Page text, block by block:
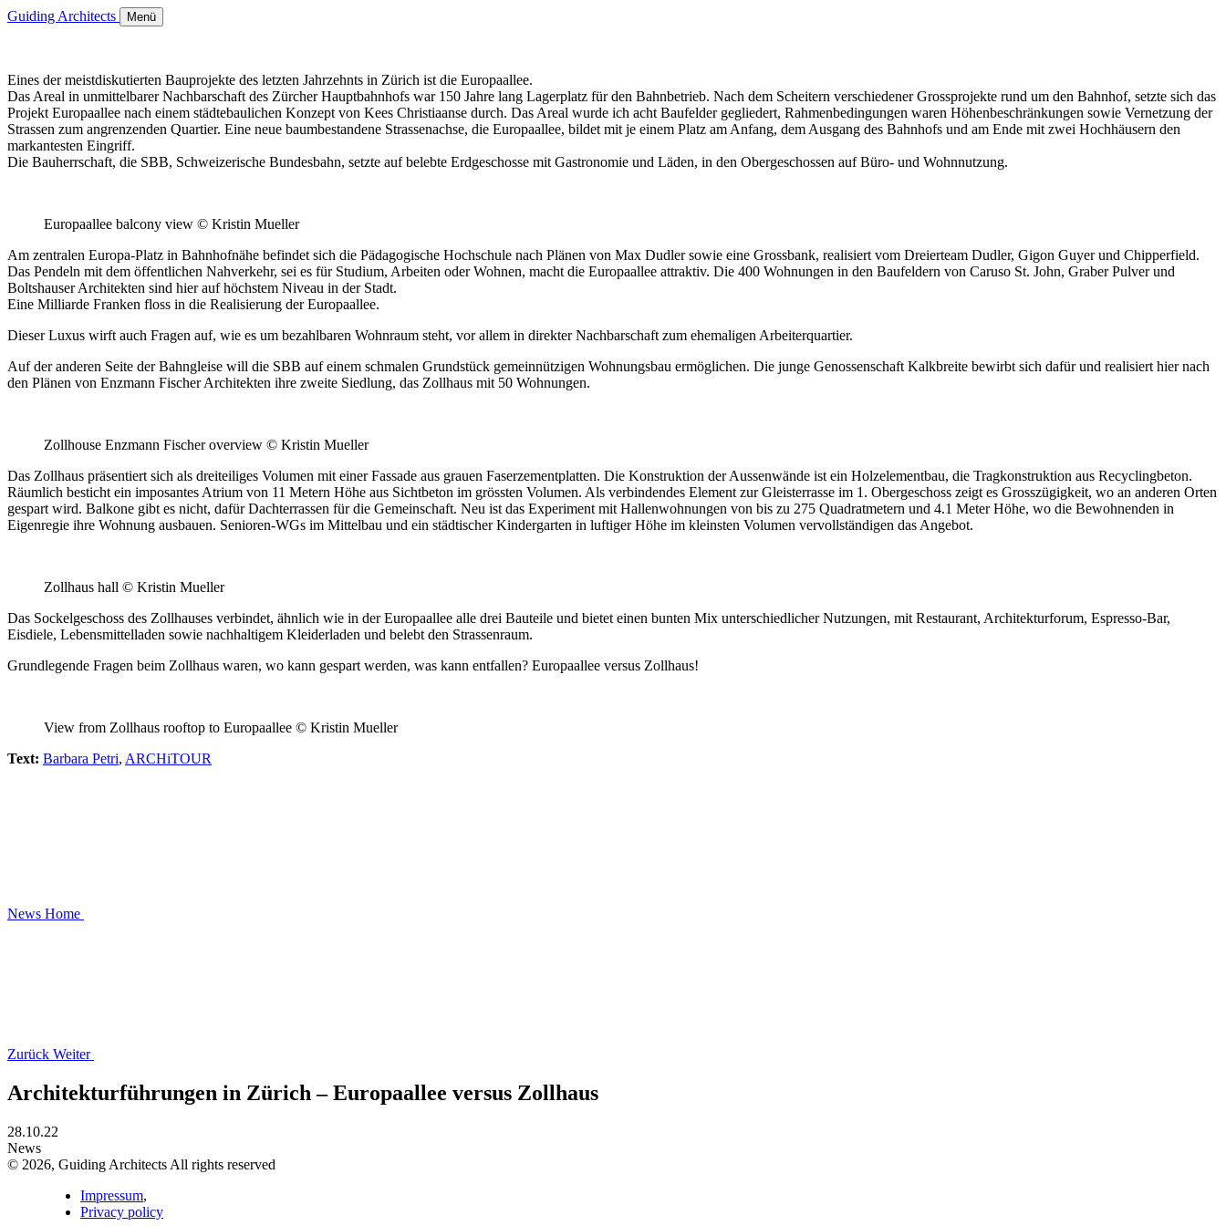
Guiding Architects Menü
Eines der meistdiskutierten Bauprojekte des letzten Jahrzehnts in Zürich ist die Europaallee.
Das Areal in unmittelbarer Nachbarschaft des Zürcher Hauptbahnhofs war 150 Jahre lang Lagerplatz für den Bahnbetrieb. Nach dem Scheitern verschiedener Grossprojekte rund um den Bahnhof, setzte sich das
Projekt Europaallee nach einem städtebaulichen Konzept von Kees Christiaanse durch. Das Areal wurde ich acht Baufelder gegliedert, Rahmenbedingungen waren Höhenbeschränkungen sowie Vernetzung der
Strassen zum angrenzenden Quartier. Eine neue baumbestandene Strassenachse, die Europaallee, bildet mit je einem Platz am Anfang, dem Ausgang des Bahnhofs und am Ende mit zwei Hochhäusern den
markantesten Eingriff.
Die Bauherrschaft, die SBB, Schweizerische Bundesbahn, setzte auf belebte Erdgeschosse mit Gastronomie und Läden, in den Obergeschossen auf Büro- und Wohnnutzung.
Europaallee balcony view © Kristin Mueller
Am zentralen Europa-Platz in Bahnhofnähe befindet sich die Pädagogische Hochschule nach Plänen von Max Dudler sowie eine Grossbank, realisiert vom Dreierteam Dudler, Gigon Guyer und Chipperfield.
Das Pendeln mit dem öffentlichen Nahverkehr, sei es für Studium, Arbeiten oder Wohnen, macht die Europaallee attraktiv. Die 400 Wohnungen in den Baufeldern von Caruso St. John, Graber Pulver und
Boltshauser Architekten sind hier auf höchstem Niveau in der Stadt.
Eine Milliarde Franken floss in die Realisierung der Europaallee.
Dieser Luxus wirft auch Fragen auf, wie es um bezahlbaren Wohnraum steht, vor allem in direkter Nachbarschaft zum ehemaligen Arbeiterquartier.
Auf der anderen Seite der Bahngleise will die SBB auf einem schmalen Grundstück gemeinnützigen Wohnungsbau ermöglichen. Die junge Genossenschaft Kalkbreite bewirbt sich dafür und realisiert hier nach
den Plänen von Enzmann Fischer Architekten ihre zweite Siedlung, das Zollhaus mit 50 Wohnungen.
Zollhouse Enzmann Fischer overview © Kristin Mueller
Das Zollhaus präsentiert sich als dreiteiliges Volumen mit einer Fassade aus grauen Faserzementplatten. Die Konstruktion der Aussenwände ist ein Holzelementbau, die Tragkonstruktion aus Recyclingbeton.
Räumlich besticht ein imposantes Atrium von 11 Metern Höhe aus Sichtbeton im grössten Volumen. Als verbindendes Element zur Gleisterrasse im 1. Obergeschoss zeigt es Grosszügigkeit, wo an anderen Orten
gespart wird. Balkone gibt es nicht, dafür Dachterrassen für die Gemeinschaft. Neu ist das Experiment mit Hallenwohnungen von bis zu 275 Quadratmetern und 4.1 Meter Höhe, wo die Bewohnenden in
Eigenregie ihre Wohnung ausbauen. Senioren-WGs im Mittelbau und ein städtischer Kindergarten in luftiger Höhe im kleinsten Volumen vervollständigen das Angebot.
Zollhaus hall © Kristin Mueller
Das Sockelgeschoss des Zollhauses verbindet, ähnlich wie in der Europaallee alle drei Bauteile und bietet einen bunten Mix unterschiedlicher Nutzungen, mit Restaurant, Architekturforum, Espresso-Bar,
Eisdiele, Lebensmittelladen sowie nachhaltigem Kleiderladen und belebt den Strassenraum.
Grundlegende Fragen beim Zollhaus waren, wo kann gespart werden, was kann entfallen? Europaallee versus Zollhaus!
View from Zollhaus rooftop to Europaallee © Kristin Mueller
Text: Barbara Petri, ARCHiTOUR
News Home
Zurück Weiter
Architekturführungen in Zürich – Europaallee versus Zollhaus
28.10.22
News
© 2026, Guiding Architects All rights reserved
Impressum,
Privacy policy